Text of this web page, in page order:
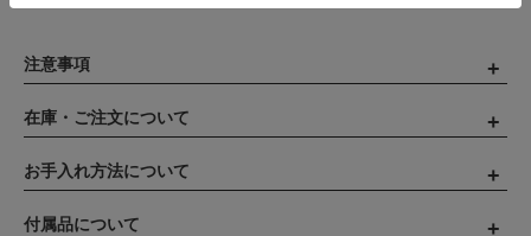
注意事項
在庫・ご注文について
お手入れ方法について
付属品について